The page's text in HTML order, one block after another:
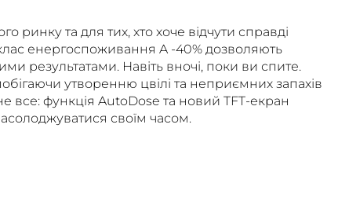
та для тих, хто хоче відчути справді
енергоспоживання A -40% дозволяють
результатами. Навіть вночі, поки ви спите.
утворенню цвілі та неприємних запахів
все: функція AutoDose та новий TFT-екран
своїм часом.